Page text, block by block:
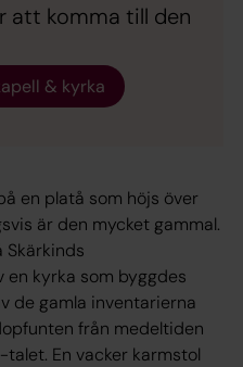
att komma till den
& kyrka
en platå som höjs över
är den mycket gammal.
Skärkinds
en kyrka som byggdes
de gamla inventarierna
från medeltiden
En vacker karmstol